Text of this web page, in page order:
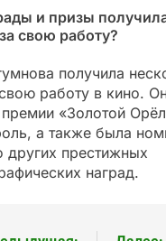
и призы
свою работу?
получила
работу в кино.
премии «Золотой
а также была
других престижных
наград.